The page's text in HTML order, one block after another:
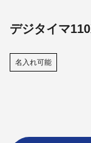
デジタイマ
名入れ可能